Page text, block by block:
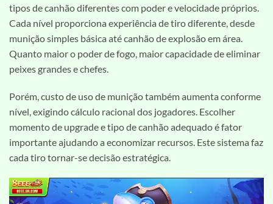
tipos de canhão diferentes com poder e velocidade próprios.
Cada nível proporciona experiência de tiro diferente, desde
munição simples básica até canhão de explosão em área.
Quanto maior o poder de fogo, maior capacidade de eliminar
peixes grandes e chefes.
Porém, custo de uso de munição também aumenta conforme
nível, exigindo cálculo racional dos jogadores. Escolher
momento de upgrade e tipo de canhão adequado é fator
importante ajudando a economizar recursos. Este sistema faz
cada tiro tornar-se decisão estratégica.